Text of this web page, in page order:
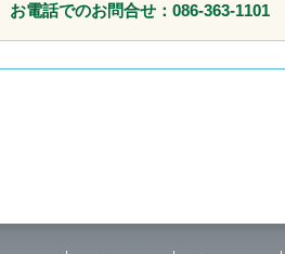
お電話でのお問合せ：086-363-1101